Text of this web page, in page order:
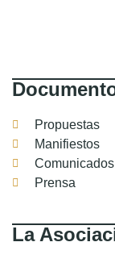
Propuestas
Manifiestos
Comunicados
Prensa
La